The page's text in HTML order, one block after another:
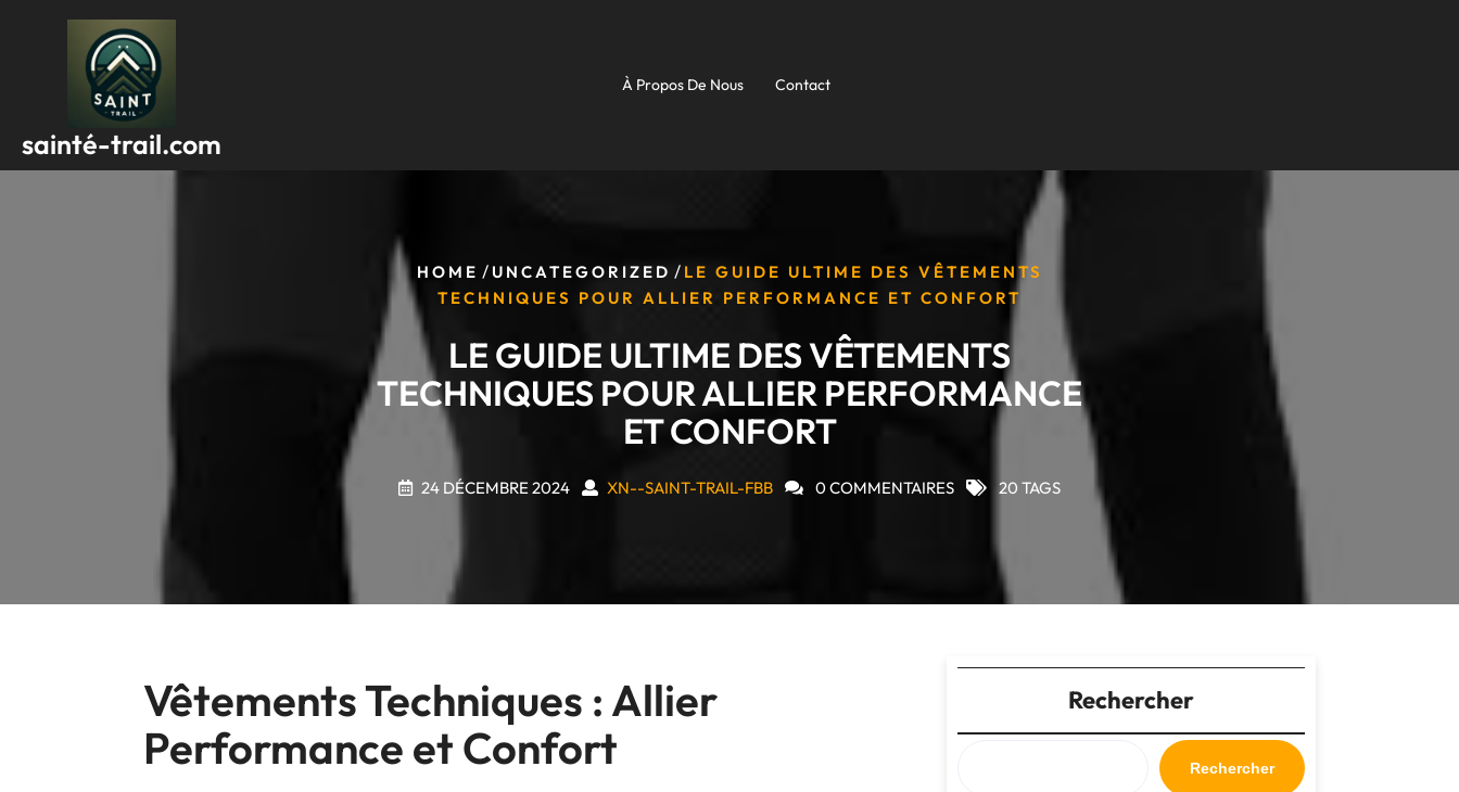
sainté-trail.com
À Propos De Nous Contact
HOME / UNCATEGORIZED / LE GUIDE ULTIME DES VÊTEMENTS
TECHNIQUES POUR ALLIER PERFORMANCE ET CONFORT
LE GUIDE ULTIME DES VÊTEMENTS
TECHNIQUES POUR ALLIER PERFORMANCE
ET CONFORT
24 DÉCEMBRE 2024 XN--SAINT-TRAIL-FBB 0 COMMENTAIRES 20 TAGS
Vêtements Techniques : Allier
Performance et Confort
Rechercher
Rechercher